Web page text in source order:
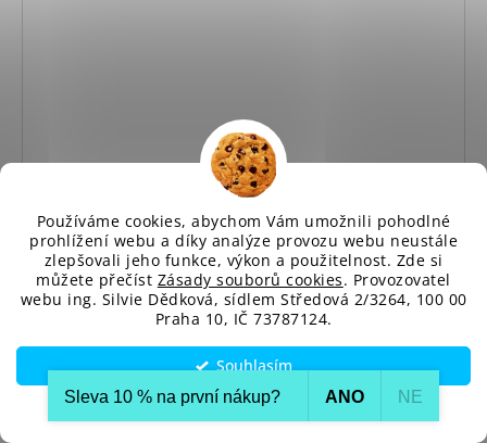
Používáme cookies, abychom Vám umožnili pohodlné
prohlížení webu a díky analýze provozu webu neustále
zlepšovali jeho funkce, výkon a použitelnost. Zde si
můžete přečíst Zásady souborů cookies. Provozovatel
webu ing. Silvie Dědková, sídlem Středová 2/3264, 100 00
Praha 10, IČ 73787124.
Souhlasím
Nastavení
Elegantní komplet topu a širokých kalhot Moe M890
bordó
Dodání cca do 10 až 14 dnů
2 190 Kč
DETAIL
Elegantní dámský komplet Moe M890 tvoří stylový top s
řasením a široké kalhoty s vysokým pasem....
Sleva 10 % na první nákup?​ ANO NE